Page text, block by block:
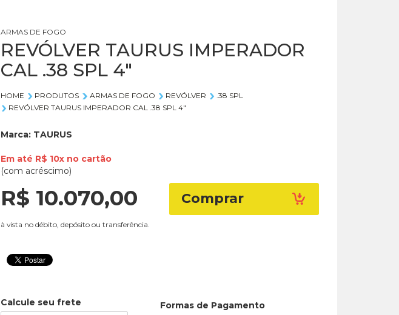
ARMAS DE FOGO
REVÓLVER TAURUS IMPERADOR
CAL .38 SPL 4"
HOME PRODUTOS ARMAS DE FOGO REVÓLVER
.38 SPL
REVÓLVER TAURUS IMPERADOR CAL .38 SPL 4"
Marca: TAURUS
Em até R$ 10x no cartão
(com acréscimo)
R$ 10.070,00
à vista no débito, depósito ou transferência.
Comprar
Calcule seu frete Formas de Pagamento